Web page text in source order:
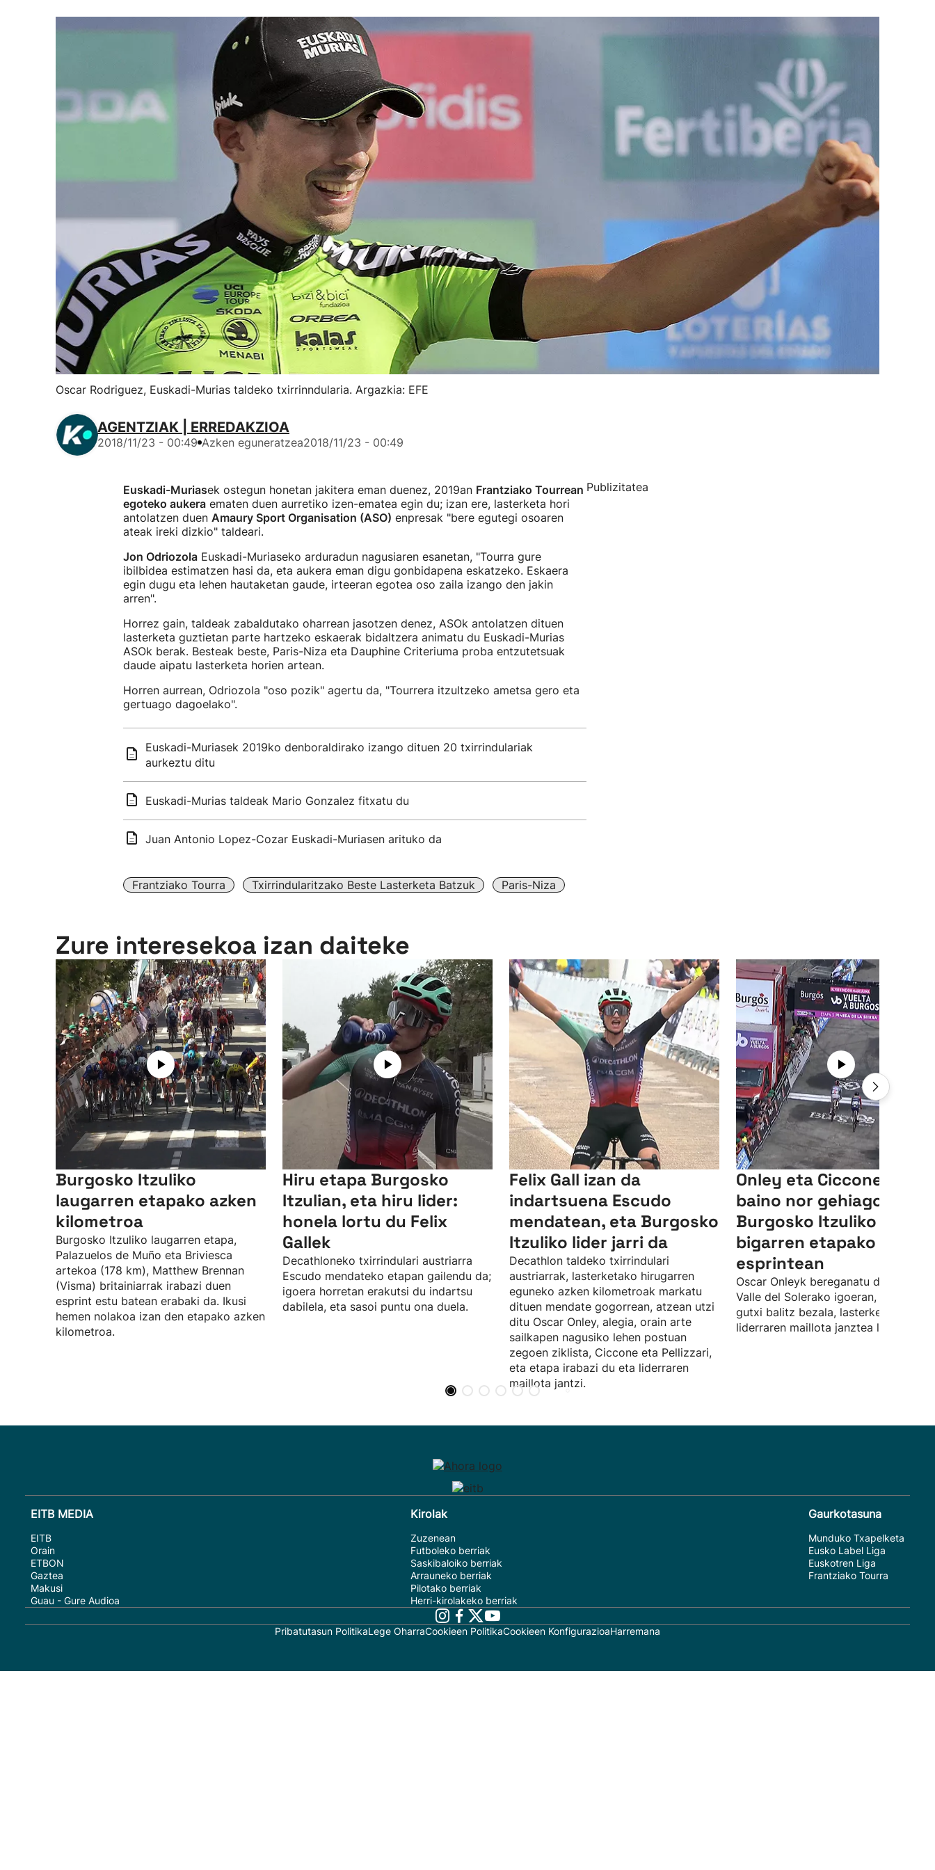
Oscar Rodriguez, Euskadi-Murias taldeko txirrinndularia. Argazkia: EFE
AGENTZIAK | ERREDAKZIOA
2018/11/23 - 00:49 Azken eguneratzea2018/11/23 - 00:49
Euskadi-Muriasek ostegun honetan jakitera eman duenez, 2019an Frantziako Tourrean
egoteko aukera ematen duen aurretiko izen-ematea egin du; izan ere, lasterketa hori
antolatzen duen Amaury Sport Organisation (ASO) enpresak "bere egutegi osoaren
ateak ireki dizkio" taldeari.
Jon Odriozola Euskadi-Muriaseko arduradun nagusiaren esanetan, "Tourra gure
ibilbidea estimatzen hasi da, eta aukera eman digu gonbidapena eskatzeko. Eskaera
egin dugu eta lehen hautaketan gaude, irteeran egotea oso zaila izango den jakin
arren".
Horrez gain, taldeak zabaldutako oharrean jasotzen denez, ASOk antolatzen dituen
lasterketa guztietan parte hartzeko eskaerak bidaltzera animatu du Euskadi-Murias
ASOk berak. Besteak beste, Paris-Niza eta Dauphine Criteriuma proba entzutetsuak
daude aipatu lasterketa horien artean.
Horren aurrean, Odriozola "oso pozik" agertu da, "Tourrera itzultzeko ametsa gero eta
gertuago dagoelako".
Euskadi-Muriasek 2019ko denboraldirako izango dituen 20 txirrindulariak
aurkeztu ditu
Euskadi-Murias taldeak Mario Gonzalez fitxatu du
Juan Antonio Lopez-Cozar Euskadi-Muriasen arituko da
Frantziako Tourra Txirrindularitzako Beste Lasterketa Batzuk Paris-Niza
Publizitatea
Zure interesekoa izan daiteke
Burgosko Itzuliko
laugarren etapako azken
kilometroa
Burgosko Itzuliko laugarren etapa,
Palazuelos de Muño eta Briviesca
artekoa (178 km), Matthew Brennan
(Visma) britainiarrak irabazi duen
esprint estu batean erabaki da. Ikusi
hemen nolakoa izan den etapako azken
kilometroa.
Hiru etapa Burgosko
Itzulian, eta hiru lider:
honela lortu du Felix
Gallek
Decathloneko txirrindulari austriarra
Escudo mendateko etapan gailendu da;
igoera horretan erakutsi du indartsu
dabilela, eta sasoi puntu ona duela.
Felix Gall izan da
indartsuena Escudo
mendatean, eta Burgosko
Itzuliko lider jarri da
Decathlon taldeko txirrindulari
austriarrak, lasterketako hirugarren
eguneko azken kilometroak markatu
dituen mendate gogorrean, atzean utzi
ditu Oscar Onley, alegia, orain arte
sailkapen nagusiko lehen postuan
zegoen ziklista, Ciccone eta Pellizzari,
eta etapa irabazi du eta liderraren
maillota jantzi.
Onley eta Ciccone, nor
baino nor gehiago
Burgosko Itzuliko
bigarren etapako
esprintean
Oscar Onleyk bereganatu du
Valle del Solerako igoeran, eta, hori
gutxi balitz bezala, lasterketako
liderraren maillota janztea lortu du.
EITB MEDIA
EITB
Orain
ETBON
Gaztea
Makusi
Guau - Gure Audioa
Kirolak
Zuzenean
Futboleko berriak
Saskibaloiko berriak
Arrauneko berriak
Pilotako berriak
Herri-kirolakeko berriak
Gaurkotasuna
Munduko Txapelketa
Eusko Label Liga
Euskotren Liga
Frantziako Tourra
Pribatutasun PolitikaLege OharraCookieen PolitikaCookieen KonfigurazioaHarremana